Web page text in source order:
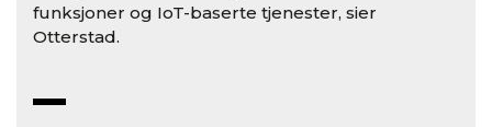
funksjoner og IoT-baserte tjenester, sier
Otterstad.